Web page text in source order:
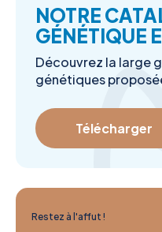
NOTRE
GÉNÉTIQUE
Découvrez la large
génétiques
Télécharger
Restez à l'affut !